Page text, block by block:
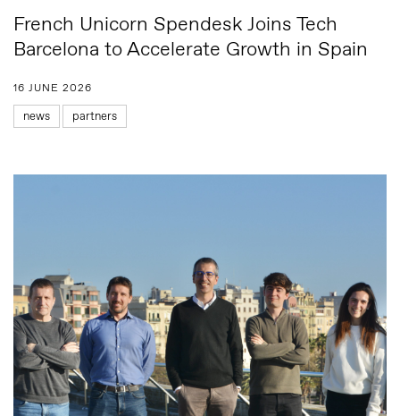
French Unicorn Spendesk Joins Tech
Barcelona to Accelerate Growth in Spain
16 JUNE 2026
news partners